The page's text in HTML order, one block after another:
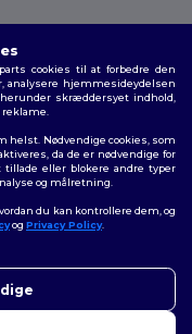
| Politik for
cookies til at forbedre den
analysere hjemmesideydelsen
skræddersyet indhold,
helst. Nødvendige cookies, som
da de er nødvendige for
eller blokere andre typer
og målretning.
du kan kontrollere dem, og
og Privacy Policy.
kan du kontakte